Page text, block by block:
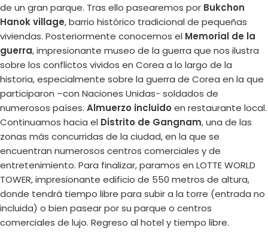
de un gran parque. Tras ello pasearemos por Bukchon
Hanok village, barrio histórico tradicional de pequeñas
viviendas. Posteriormente conocemos el Memorial de la
guerra, impresionante museo de la guerra que nos ilustra
sobre los conflictos vividos en Corea a lo largo de la
historia, especialmente sobre la guerra de Corea en la que
participaron –con Naciones Unidas- soldados de
numerosos países. Almuerzo incluido en restaurante local.
Continuamos hacia el Distrito de Gangnam, una de las
zonas más concurridas de la ciudad, en la que se
encuentran numerosos centros comerciales y de
entretenimiento. Para finalizar, paramos en LOTTE WORLD
TOWER, impresionante edificio de 550 metros de altura,
donde tendrá tiempo libre para subir a la torre (entrada no
incluida) o bien pasear por su parque o centros
comerciales de lujo. Regreso al hotel y tiempo libre.